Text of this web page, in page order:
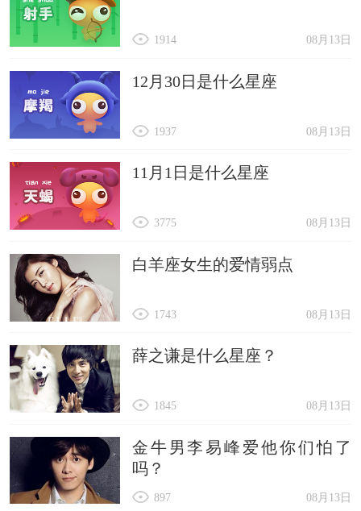
08月13日
1914
12月30日是什么星座
08月13日
1937
11月1日是什么星座
08月13日
3775
白羊座女生的爱情弱点
08月13日
1743
薛之谦是什么星座？
08月13日
1845
金牛男李易峰爱他你们怕了
吗？
08月13日
897